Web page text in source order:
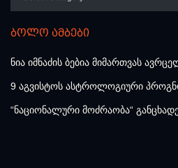
ბოლო ამბები
ნია იმნაძის ბებია მიმართვას
9 აგვისტოს ასტროლოგიური
“ნაციონალური მოძრაობა“